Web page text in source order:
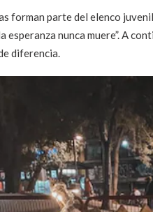
forman parte del elenco
esperanza nunca muere”. A
diferencia.